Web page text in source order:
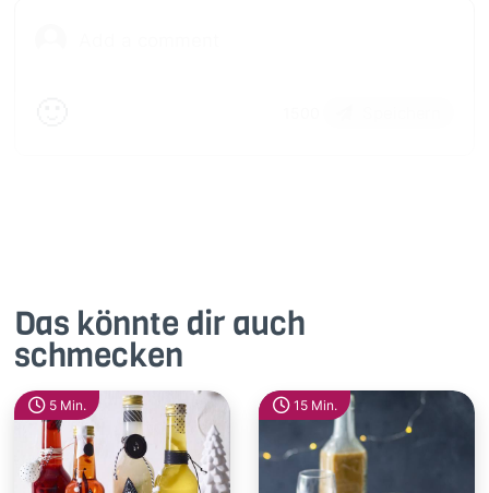
Das könnte dir auch
schmecken
5 Min. 15 Min.